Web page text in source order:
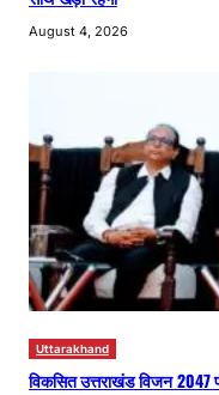
August 4, 2026
Uttarakhand
विकसित उत्तराखंड विजन